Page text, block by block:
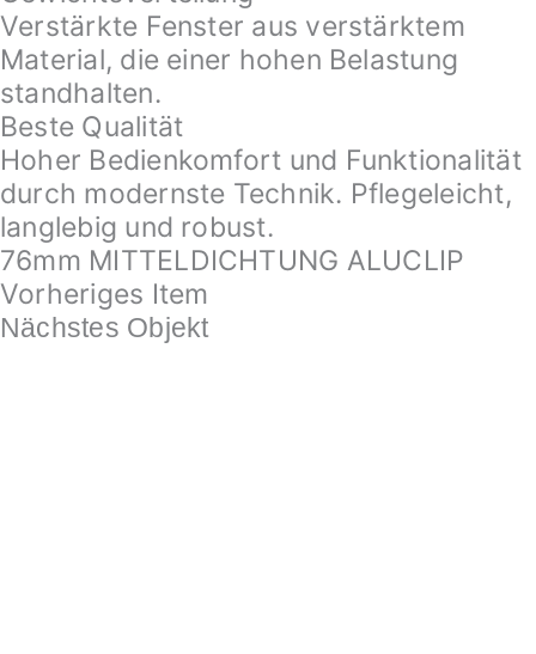
Verstärkte Fenster aus verstärktem
Material, die einer hohen Belastung
standhalten.
Beste Qualität
Hoher Bedienkomfort und Funktionalität
durch modernste Technik. Pflegeleicht,
langlebig und robust.
76mm MITTELDICHTUNG ALUCLIP
Vorheriges Item
Nächstes Objekt